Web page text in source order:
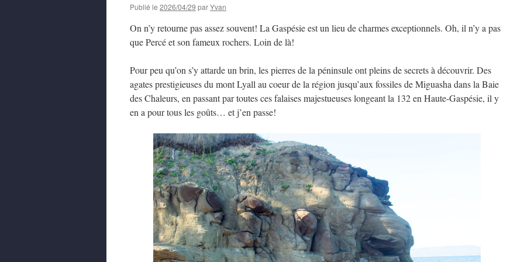
Publié le 2026/04/29 parYvan
On n’y retourne pas assez souvent! La Gaspésie est un lieu de charmes exceptionnels. Oh, il n’y a pas
que Percé et son fameux rochers. Loin de là!
Pour peu qu’on s’y attarde un brin, les pierres de la péninsule ont pleins de secrets à découvrir. Des
agates prestigieuses du mont Lyall au coeur de la région jusqu’aux fossiles de Miguasha dans la Baie
des Chaleurs, en passant par toutes ces falaises majestueuses longeant la 132 en Haute-Gaspésie, il y
en a pour tous les goûts… et j’en passe!